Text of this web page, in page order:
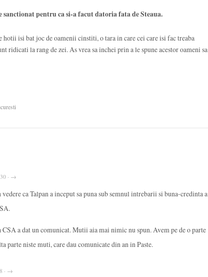
sanctionat pentru ca si-a facut datoria fata de Steaua.
hotii isi bat joc de oamenii cinstiti, o tara in care cei care isi fac treaba
ridicati la rang de zei. As vrea sa inchei prin a le spune acestor oameni sa
· →
ca Talpan a inceput sa puna sub semnul intrebarii si buna-credinta a
a dat un comunicat. Mutii aia mai nimic nu spun. Avem pe de o parte
parte niste muti, care dau comunicate din an in Paste.
· →